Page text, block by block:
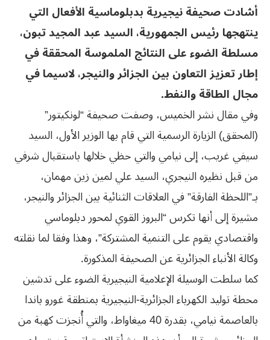
أشادت صحيفة نيجيرية بدبلوماسية الأفعال التي
ينتهجها رئيس الجمهورية، السيد عبد المجيد تبون،
مسلطة الضوء على النتائج الملموسة المحققة في
إطار تعزيز التعاون بين الجزائر والنيجر، لاسيما في
مجال الطاقة والنفط.
وفي مقال نشر الخميس، وصفت صحيفة “لونكيتور”
(المحقق) الزيارة الرسمية التي قام بها الوزير الأول، السيد
سيفي غريب، إلى نيامي والتي حظي خلالها باستقبال شرفي
من قبل نظيره النيجري، السيد علي لمين زين مهمان،
بـ”اللحظة الفارقة” في العلاقات الثنائية بين الجزائر والنيجر،
مشيرة إلى أنها تكرس “البروز القوي لمحور دبلوماسي
واقتصادي يقوم على التنمية المشتركة”، وهذا وفقا لما نقلته
وكالة الأنباء الجزائرية عن الصحيفة المذكورة.
كما سلطت الوسيلة الإعلامية النيجيرية الضوء على تدشين
محطة توليد الكهرباء الجزائرية-النيجيرية بمنطقة غورو باندا
بالعاصمة نيامي، بقدرة 40 ميغاواط، والتي أُنجزت كهبة من